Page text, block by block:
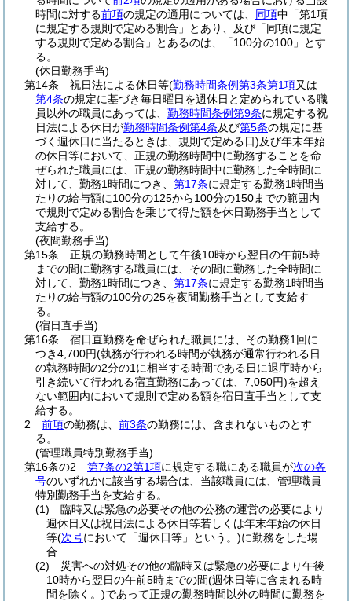
時間に対する前項の規定の適用については、 同項中「第1項
に規定する規則で定める割合」とあり、及び「同項に規定
する規則で定める割合」とあるのは、「100分の100」とす
る。
(休日勤務手当)
第14条
祝日法による休日等(勤務時間条例第3条第1項又は
第4条の規定に基づき毎日曜日を週休日と定められている職
員以外の職員にあっては、 勤務時間条例第9条に規定する祝
日法による休日が勤務時間条例第4条及び第5条の規定に基
づく週休日に当たるときは、規則で定める日)及び年末年始
の休日等において、正規の勤務時間中に勤務することを命
ぜられた職員には、正規の勤務時間中に勤務した全時間に
対して、勤務1時間につき、 第17条に規定する勤務1時間当
たりの給与額に100分の125から100分の150までの範囲内
で規則で定める割合を乗じて得た額を休日勤務手当として
支給する。
(夜間勤務手当)
第15条
正規の勤務時間として午後10時から翌日の午前5時
までの間に勤務する職員には、その間に勤務した全時間に
対して、勤務1時間につき、 第17条に規定する勤務1時間当
たりの給与額の100分の25を夜間勤務手当として支給す
る。
(宿日直手当)
第16条
宿日直勤務を命ぜられた職員には、その勤務1回に
つき4,700円(執務が行われる時間が執務が通常行われる日
の執務時間の2分の1に相当する時間である日に退庁時から
引き続いて行われる宿直勤務にあっては、7,050円)を超え
ない範囲内において規則で定める額を宿日直手当として支
給する。
2
前項の勤務は、 前3条の勤務には、含まれないものとす
る。
(管理職員特別勤務手当)
第16条の2
第7条の2第1項に規定する職にある職員が次の各
号のいずれかに該当する場合は、当該職員には、管理職員
特別勤務手当を支給する。
(1)
臨時又は緊急の必要その他の公務の運営の必要により
週休日又は祝日法による休日等若しくは年末年始の休日
等(次号において「週休日等」という。)に勤務をした場
合
(2)
災害への対処その他の臨時又は緊急の必要により午後
10時から翌日の午前5時までの間(週休日等に含まれる時
間を除く。)であって正規の勤務時間以外の時間に勤務を